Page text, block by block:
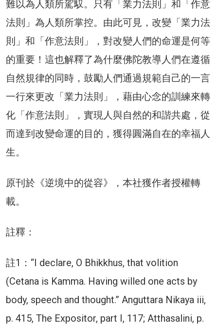
難以為人類所駕馭。只有「業力法則」和「作意
法則」為人類所掌控。由此可見，改變「業力法
則」和「作意法則」，對改變人們的命運是何等
的重要！這也解釋了為什麼佛陀教導人們在遵循
自然規律的同時，鼓勵人們通過規範自己的一言
一行來更改「業力法則」，藉由心念的訓練來轉
化「作意法則」，實現人與自然的和諧共處，從
而達到改變命運的目的，獲得圓滿自在的幸福人
生。
原刊於《逆境中的從容》，本社獲作者授權轉
載。
註釋：
註1：“I declare, O Bhikkhus, that volition
(Cetana is Kamma. Having willed one acts by
body, speech and thought.” Anguttara Nikaya iii,
p. 415, The Expositor, part I, 117; Atthasalini, p.